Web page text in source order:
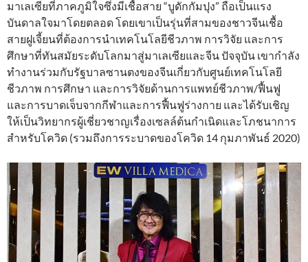
มาเลเซียที่ภาคภูมิใจซึ่งมีเชื้อสาย “บูดักกัมปุง” ถือเป็นแรง
บันดาลใจมาโดยตลอด โดยเขาเป็นรุ่นที่สามของชาวจีนเชื้อ
สายฝูเจี้ยนที่ต้องการนำเทคโนโลยีชีวภาพ การวิจัย และการ
ศึกษาที่ทันสมัยระดับโลกมาสู่มาเลเซียและจีน ปัจจุบัน เขากำลัง
ทำงานร่วมกับรัฐบาลซานตงของจีนเกี่ยวกับศูนย์เทคโนโลยี
ชีวภาพ การศึกษา และการวิจัยด้านการแพทย์ชีวภาพ/ฟื้นฟู
และการบาดเจ็บจากกีฬาและการฟื้นฟูร่างกาย และได้รับเชิญ
ให้เป็นวิทยากรผู้เชี่ยวชาญเรื่องเซลล์ต้นกำเนิดและโภชนาการ
สำหรับโควิด (รวมถึงการระบาดของโควิด 14 กุมภาพันธ์ 2020)